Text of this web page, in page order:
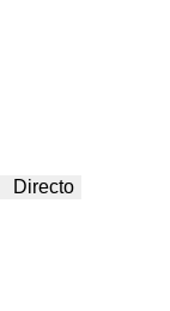
Directo